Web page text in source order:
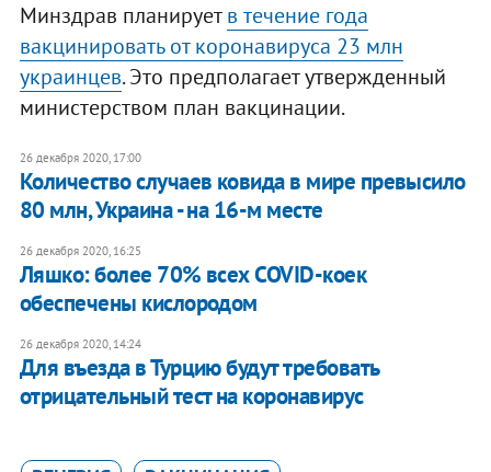
Минздрав планируетв течение года
вакцинировать от коронавируса 23 млн
украинцев. Это предполагает утвержденный
министерством план вакцинации.
26 декабря 2020, 17:00
Количество случаев ковида в мире превысило
80 млн, Украина - на 16-м месте
26 декабря 2020, 16:25
Ляшко: более 70% всех COVID-коек
обеспечены кислородом
26 декабря 2020, 14:24
Для въезда в Турцию будут требовать
отрицательный тест на коронавирус